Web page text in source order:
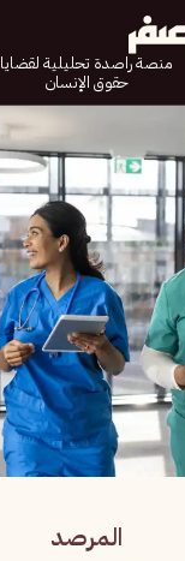
منصة راصدة تحليلية لقضايا
حقوق الإنسان
المرصد